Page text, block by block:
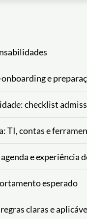
e
checklist
TI, contas e
e experiência
esperado
claras e